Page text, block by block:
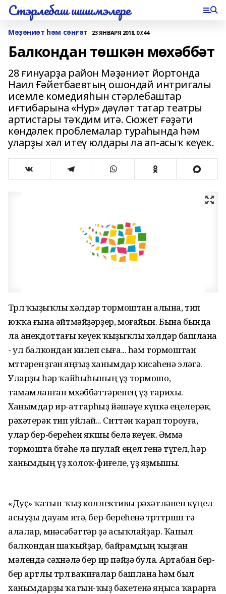
Стэрлебаш шишмэлере
Мәҙәниәт һәм сәнғәт 23 ЯНВАРЯ 2018, 07:44
Балкондан төшкән мөхәббәт
28 ғинуарҙа район Мәҙәниәт йортонда
Наил Ғәйетбаевтың ошондай интригалы
исемле комедияһын стәрлебаштар
иғтибарына «Нур» дәүләт татар театры
артистары тәҡдим итә. Сюжет ғәҙәти
көндәлек проблемалар тураһында һәм
уларҙы хәл итеү юлдары ла ап-асыҡ кеүек.
Төрлө ҡыҙыҡлы хәлдәр тормоштан алына, тип
юҡҡа ғына әйтмәйҙәрҙер, моғайын. Бына бында
ла анекдоттағы кеүек ҡыҙыҡлы хәлдәр башлана
- ул балкондан килеп сыға... һәм тормоштан
өмөттәрен өҙгән яңғыҙ ханымдар кисәһенә эләгә.
Уларҙы һәр ҡайһыһының үҙ тормошо,
тамамланған мөхәббәттәренең үҙ тарихы.
Ханымдар ир-аттарһыҙ йәшәүе күпкә еңелерәк,
рәхәтерәк тип уйлай... Ситтән ҡарап тороуға,
улар бер-береһен яҡшы белә кеүек. Әммә
тормошта бөтәһе лә шулай еңел генә түгел, һәр
ханымдың үҙ холоҡ-фиғеле, үҙ яҙмышы.
«Дуҫ» ҡатын-ҡыҙ коллективы рәхәтләнеп күңел
асыуҙы дауам итә, бер-береһенә төрттөрөшөп тә
алалар, мөнәсәбәттәр ҙә асыҡлайҙар. Ҡапыл
балкондан шаҡыйҙар, байрамдың ҡыҙған
мәлендә сәхнәлә бер ир пәйҙә була. Артабан бер-
бер артлы төрлө ваҡиғалар башлана һәм был
ханымдарҙы ҡатын-ҡыҙ бәхетенә яңыса ҡарарға